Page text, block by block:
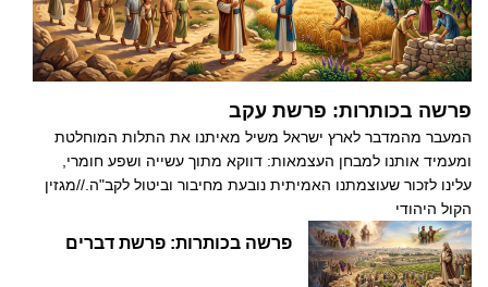
פרשה בכותרות: פרשת עקב
המעבר מהמדבר לארץ ישראל משיל מאיתנו את התלות המוחלטת
ומעמיד אותנו למבחן העצמאות: דווקא מתוך עשייה ושפע חומרי,
עלינו לזכור שעוצמתנו האמיתית נובעת מחיבור וביטול לקב"ה.//מגזין
הקול היהודי
פרשה בכותרות: פרשת דברים